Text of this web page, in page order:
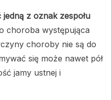
z oznak zespołu
choroba występująca
choroby nie są do
się może nawet pół
jamy ustnej i